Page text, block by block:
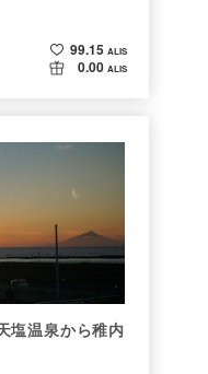
99.15 ALIS
0.00 ALIS
塩温泉から稚内